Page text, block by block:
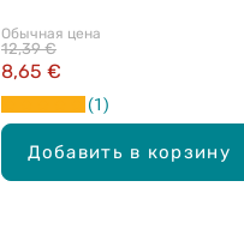
Добавить в корзину
Обычная цена
8,65 €
12,39 €
1